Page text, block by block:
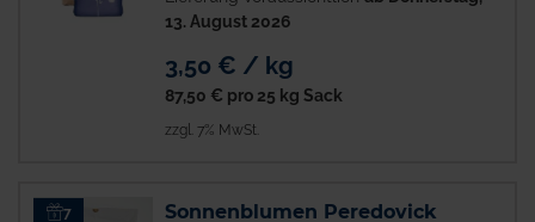
13. August 2026
3,50 € / kg
87,50 € pro 25 kg Sack
zzgl. 7% MwSt.
7 Sonnenblumen Peredovick